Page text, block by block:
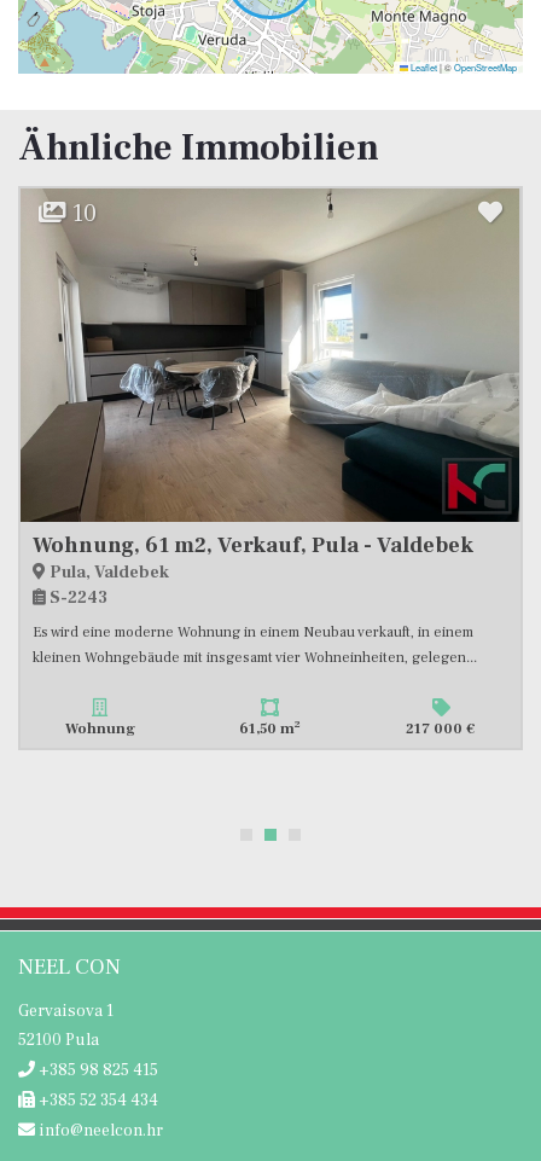
Leaflet|©OpenStreetMap
Ähnliche Immobilien
11
Pula, Monte Zaro
S-2429
Es steht eine Wohnung in einem gepflegten und ordentlichen älteren
Neubau zum Verkauf, gelegen im ersten Stock von insgesamt...
Wohnung 58,50 m 206 500 €
NEEL CON
Gervaisova 1
52100 Pula
+385 98 825 415
+385 52 354 434
info@neelcon.hr